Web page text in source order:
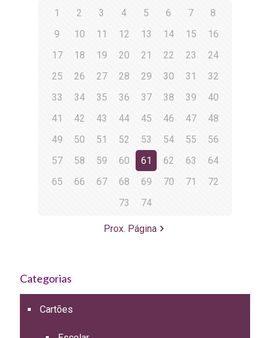
1 2 3 4 5 6 7
8
9
10 11 12 13 14 15
16
17
18 19 20 21 22 23
24
25
26 27 28 29 30 31
32
33
34 35 36 37 38 39
40
41
42 43 44 45 46 47
48
49
50 51 52 53 54 55
56
57
58 59 60 61 62 63
64
65
66 67 68 69 70 71
72
73
74
Prox. Página
Categorias
Cartões